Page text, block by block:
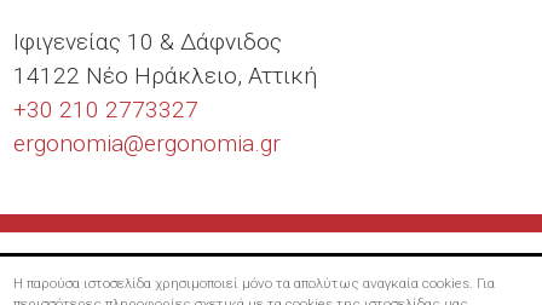
Ιφιγενείας 10 & Δάφνιδος
14122 Νέο Ηράκλειο, Αττική
+30 210 2773327
ergonomia@ergonomia.gr
Η παρούσα ιστοσελίδα χρησιμοποιεί μόνο τα απολύτως αναγκαία cookies. Για